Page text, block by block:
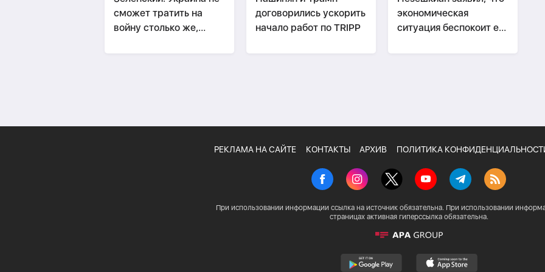
сможет тратить на
войну столько же,
договорились ускорить
начало работ по TRIPP
экономическая
ситуация беспокоит его
РЕКЛАМА НА САЙТЕ КОНТАКТЫ АРХИВ ПОЛИТИКА
При использовании информации ссылка на источник обязательна. При использовании
страницах активная гиперссылка обязательна.